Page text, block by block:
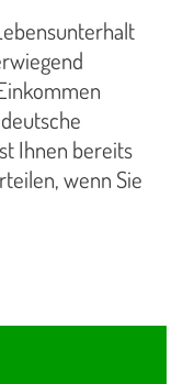
Ihnen bereits
wenn Sie